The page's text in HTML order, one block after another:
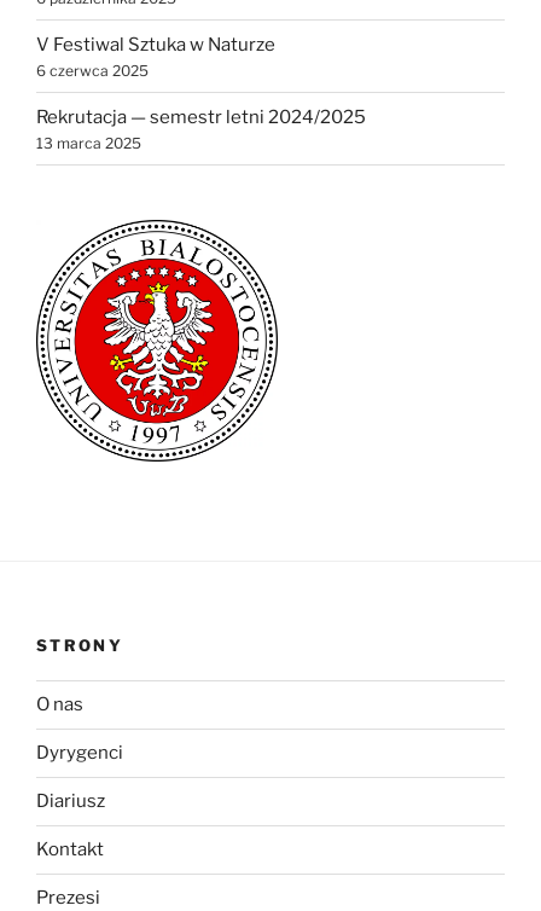
V Festiwal Sztuka w Naturze
6 czerwca 2025
Rekrutacja — semestr letni 2024/2025
13 marca 2025
STRONY
O nas
Dyrygenci
Diariusz
Kontakt
Prezesi